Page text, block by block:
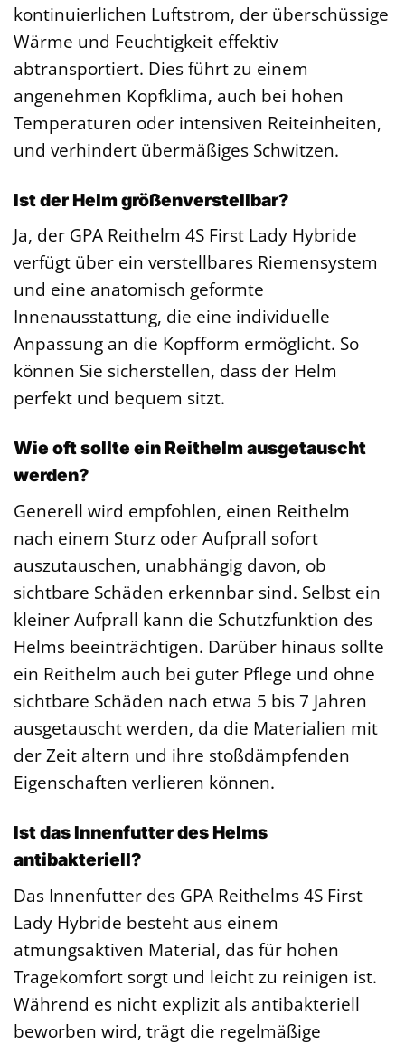
kontinuierlichen Luftstrom, der überschüssige
Wärme und Feuchtigkeit effektiv
abtransportiert. Dies führt zu einem
angenehmen Kopfklima, auch bei hohen
Temperaturen oder intensiven Reiteinheiten,
und verhindert übermäßiges Schwitzen.
Ist der Helm größenverstellbar?
Ja, der GPA Reithelm 4S First Lady Hybride
verfügt über ein verstellbares Riemensystem
und eine anatomisch geformte
Innenausstattung, die eine individuelle
Anpassung an die Kopfform ermöglicht. So
können Sie sicherstellen, dass der Helm
perfekt und bequem sitzt.
Wie oft sollte ein Reithelm ausgetauscht
werden?
Generell wird empfohlen, einen Reithelm
nach einem Sturz oder Aufprall sofort
auszutauschen, unabhängig davon, ob
sichtbare Schäden erkennbar sind. Selbst ein
kleiner Aufprall kann die Schutzfunktion des
Helms beeinträchtigen. Darüber hinaus sollte
ein Reithelm auch bei guter Pflege und ohne
sichtbare Schäden nach etwa 5 bis 7 Jahren
ausgetauscht werden, da die Materialien mit
der Zeit altern und ihre stoßdämpfenden
Eigenschaften verlieren können.
Ist das Innenfutter des Helms
antibakteriell?
Das Innenfutter des GPA Reithelms 4S First
Lady Hybride besteht aus einem
atmungsaktiven Material, das für hohen
Tragekomfort sorgt und leicht zu reinigen ist.
Während es nicht explizit als antibakteriell
beworben wird, trägt die regelmäßige